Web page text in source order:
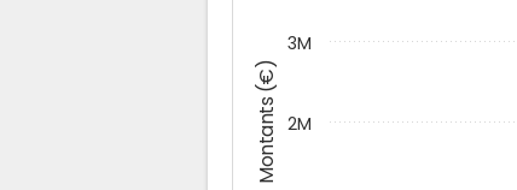
Montants (€) 2M
3M